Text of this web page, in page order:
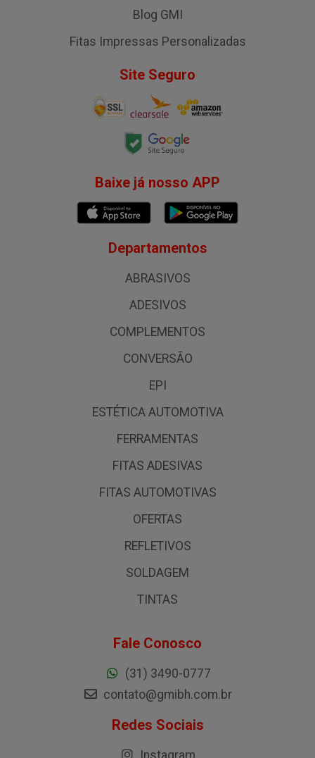
Blog GMI
Fitas Impressas Personalizadas
Site Seguro
Baixe já nosso APP
Departamentos
ABRASIVOS
ADESIVOS
COMPLEMENTOS
CONVERSÃO
EPI
ESTÉTICA AUTOMOTIVA
FERRAMENTAS
FITAS ADESIVAS
FITAS AUTOMOTIVAS
OFERTAS
REFLETIVOS
SOLDAGEM
TINTAS
Fale Conosco
(31) 3490-0777
contato@gmibh.com.br
Redes Sociais
Instagram